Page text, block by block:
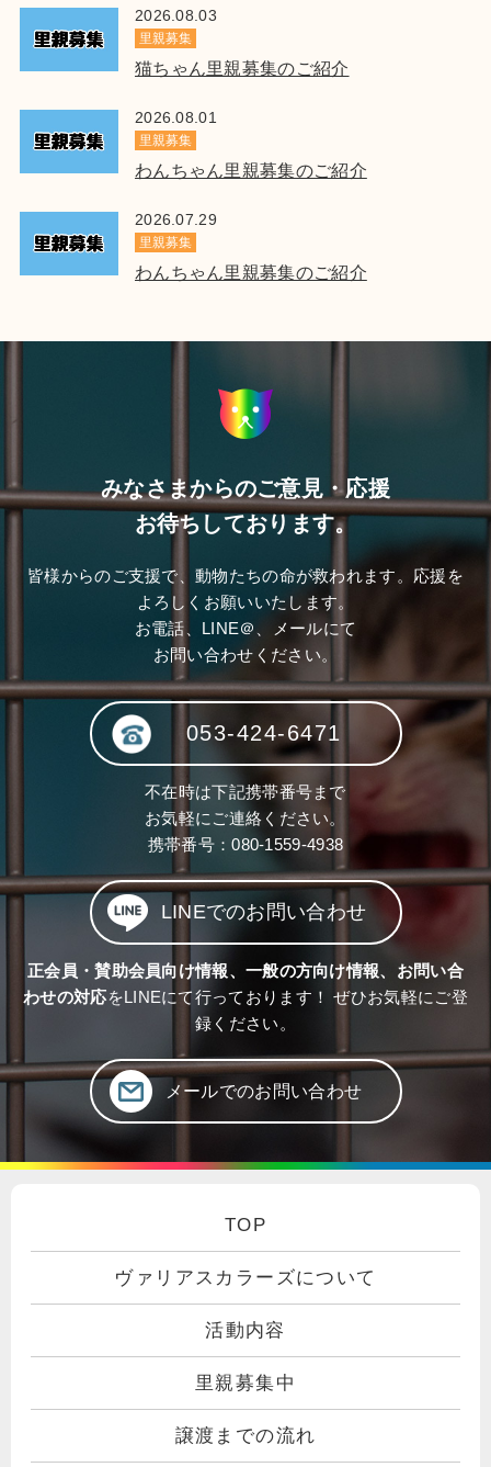
2026.08.03
里親募集
猫ちゃん里親募集のご紹介
2026.08.01
里親募集
わんちゃん里親募集のご紹介
2026.07.29
里親募集
わんちゃん里親募集のご紹介
みなさまからのご意見・応援
お待ちしております。
皆様からのご支援で、動物たちの命が救われます。応援を
よろしくお願いいたします。
お電話、LINE＠、メールにて
お問い合わせください。
053-424-6471
不在時は下記携帯番号まで
お気軽にご連絡ください。
携帯番号：080-1559-4938
LINEでのお問い合わせ
正会員・賛助会員向け情報、一般の方向け情報、お問い合
わせの対応をLINEにて行っております！ ぜひお気軽にご登
録ください。
メールでのお問い合わせ
TOP
ヴァリアスカラーズについて
活動内容
里親募集中
譲渡までの流れ